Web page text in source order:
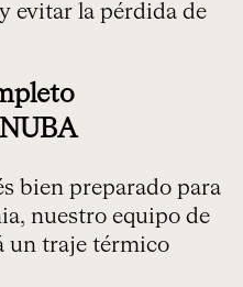
evitar la pérdida de
bien preparado para
nuestro equipo de
un traje térmico